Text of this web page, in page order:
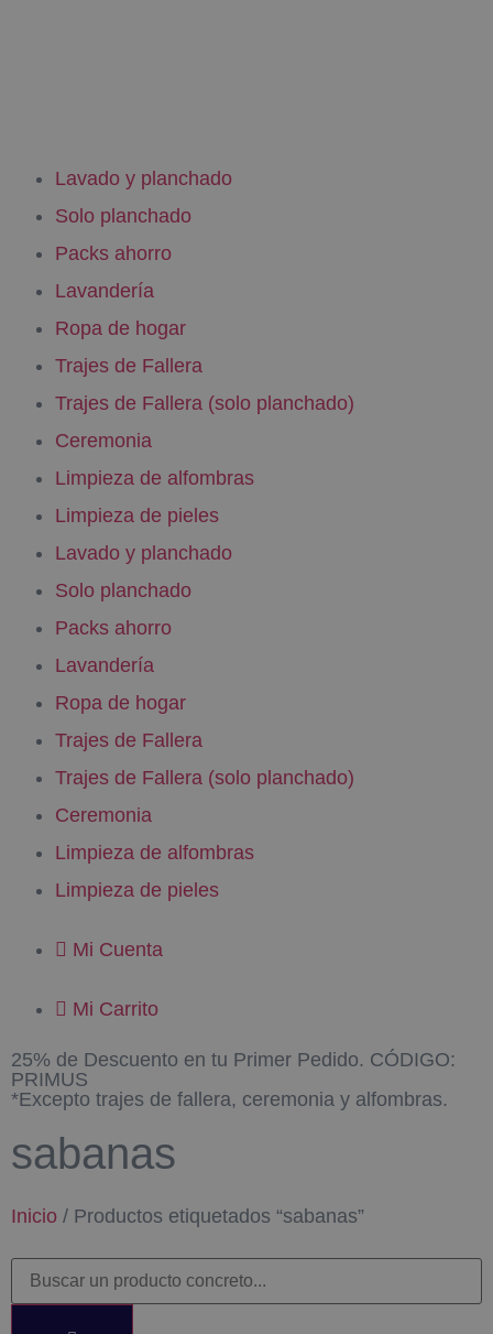
Lavado y planchado
Solo planchado
Packs ahorro
Lavandería
Ropa de hogar
Trajes de Fallera
Trajes de Fallera (solo planchado)
Ceremonia
Limpieza de alfombras
Limpieza de pieles
Lavado y planchado
Solo planchado
Packs ahorro
Lavandería
Ropa de hogar
Trajes de Fallera
Trajes de Fallera (solo planchado)
Ceremonia
Limpieza de alfombras
Limpieza de pieles
Mi Cuenta
Mi Carrito
25% de Descuento en tu Primer Pedido. CÓDIGO:
PRIMUS
*Excepto trajes de fallera, ceremonia y alfombras.
sabanas
Inicio / Productos etiquetados “sabanas”